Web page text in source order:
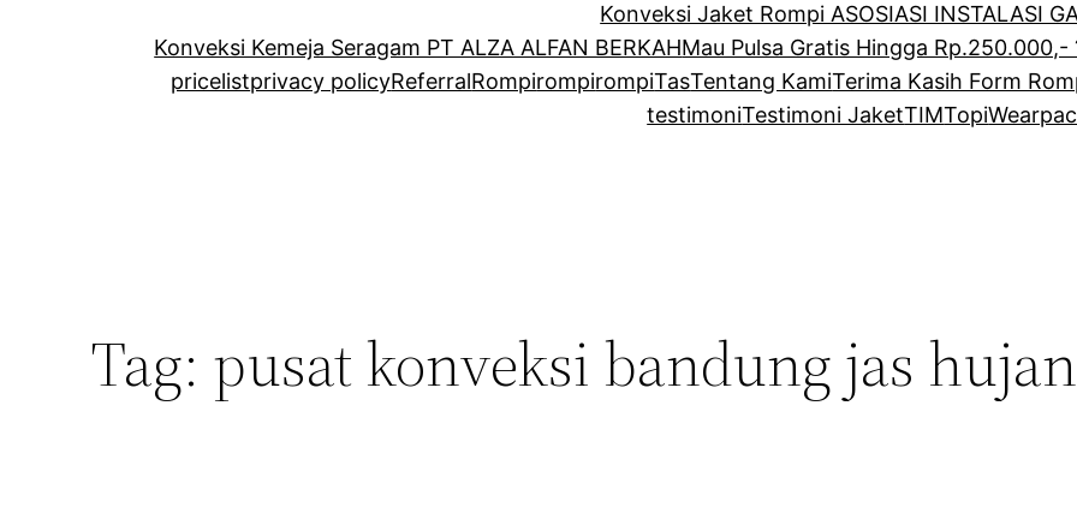
Konveksi Jaket Rompi ASOSIASI INSTALASI
Konveksi Kemeja Seragam PT ALZA ALFAN BERKAHMau Pulsa Gratis Hingga Rp.250.000,-
pricelistprivacy policyReferralRompirompirompiTasTentang KamiTerima Kasih Form
testimoniTestimoni JaketTIMTopi
Tag: pusat konveksi bandung jas hujan